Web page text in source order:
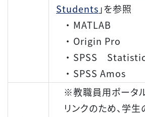
Students 」を参照
・ MATLAB
・ Origin Pro
・ SPSS
・ SPSS Amos
※教職員用ポータ
リンクのため、学